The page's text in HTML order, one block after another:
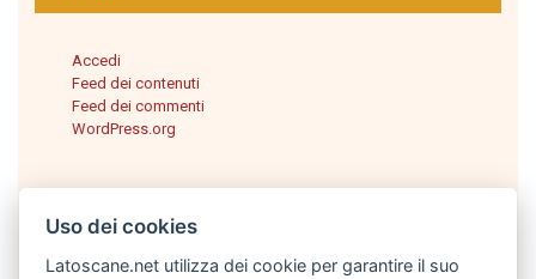
Accedi
Feed dei contenuti
Feed dei commenti
WordPress.org
Uso dei cookies
Latoscane.net utilizza dei cookie per garantire il suo